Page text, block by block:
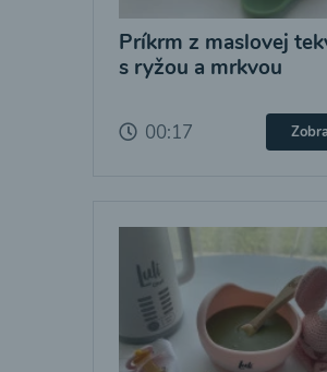
Príkrm z maslovej
s ryžou a mrkvou
00:17